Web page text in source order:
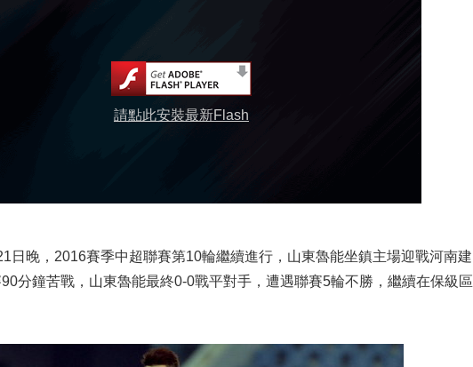
請點此安裝最新Flash
晚，2016賽季中超聯賽第10輪繼續進行，山東魯能坐鎮主場迎戰河南建
分鐘苦戰，山東魯能最終0-0戰平對手，遭遇聯賽5輪不勝，繼續在保級區